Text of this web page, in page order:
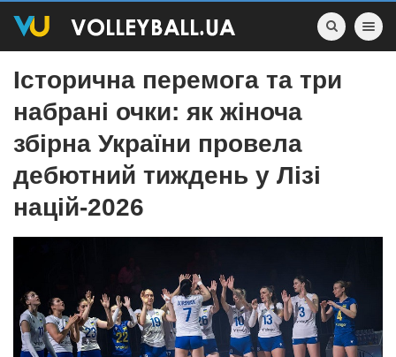
Toggle
Історична перемога та три
набрані очки: як жіноча
збірна України провела
дебютний тиждень у Лізі
націй-2026